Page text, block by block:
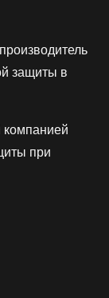
защиты в
при